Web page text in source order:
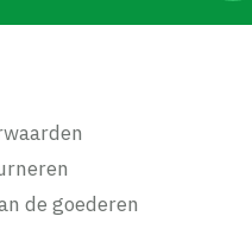
de goederen